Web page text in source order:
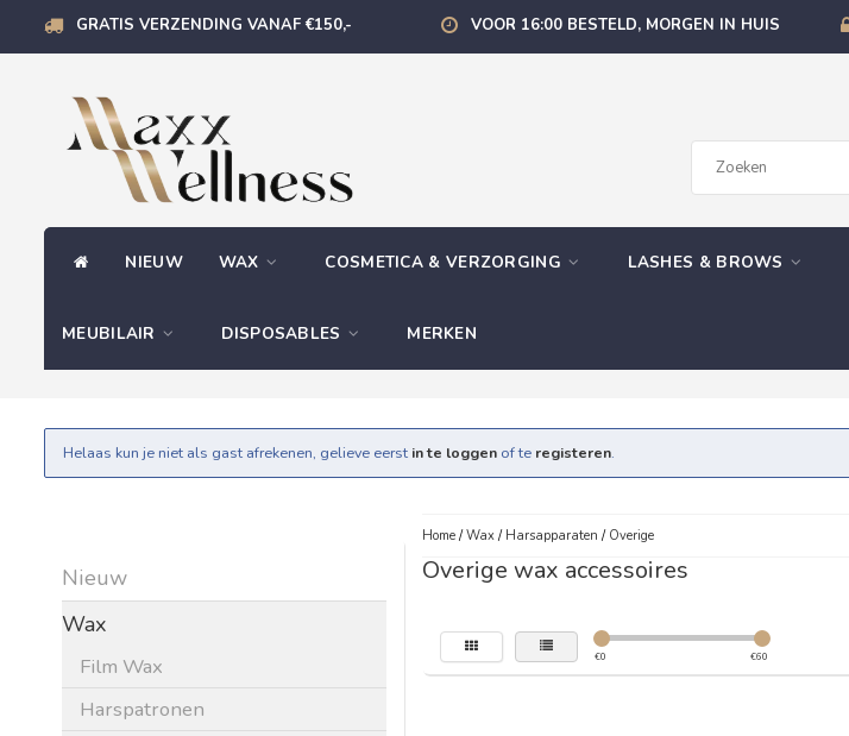
GRATIS VERZENDING VANAF €150,- VOOR 16:00 BESTELD, MORGEN IN HUIS
NIEUW WAX COSMETICA & VERZORGING LASHES & BROWS
MEUBILAIR DISPOSABLES MERKEN
Helaas kun je niet als gast afrekenen, gelieve eerst in te loggen of te registeren.
Nieuw
Wax
Film Wax
Harspatronen
Home/Wax/ Harsapparaten / Overige
Overige wax accessoires
€0 €60